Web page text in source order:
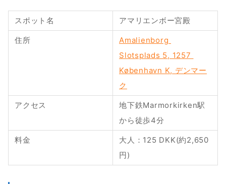
スポット名 アマリエンボー宮殿
住所
Amalienborg
Slotsplads 5, 1257
København K, デンマー
ク
アクセス
地下鉄Marmorkirken駅
から徒歩4分
料金
大人：125 DKK(約2,650
円)